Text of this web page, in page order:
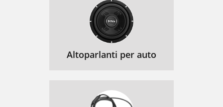
Altoparlanti per auto